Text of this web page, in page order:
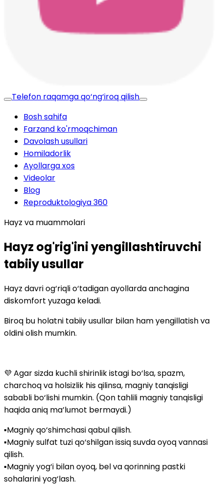
Telefon raqamga qo‘ng‘iroq qilish
Bosh sahifa
Farzand ko'rmoqchiman
Davolash usullari
Homiladorlik
Ayollarga xos
Videolar
Blog
Reproduktologiya 360
Hayz va muammolari
Hayz og'rig'ini yengillashtiruvchi
tabiiy usullar
Hayz davri og‘riqli o‘tadigan ayollarda anchagina
diskomfort yuzaga keladi.
Biroq bu holatni tabiiy usullar bilan ham yengillatish va
oldini olish mumkin.
💜 Agar sizda kuchli shirinlik istagi bo‘lsa, spazm,
charchoq va holsizlik his qilinsa, magniy tanqisligi
sababli bo‘lishi mumkin. (Qon tahlili magniy tanqisligi
haqida aniq ma’lumot bermaydi.)
▪️Magniy qo‘shimchasi qabul qilish.
▪️Magniy sulfat tuzi qo‘shilgan issiq suvda oyoq vannasi
qilish.
▪️Magniy yog‘i bilan oyoq, bel va qorinning pastki
sohalarini yog‘lash.